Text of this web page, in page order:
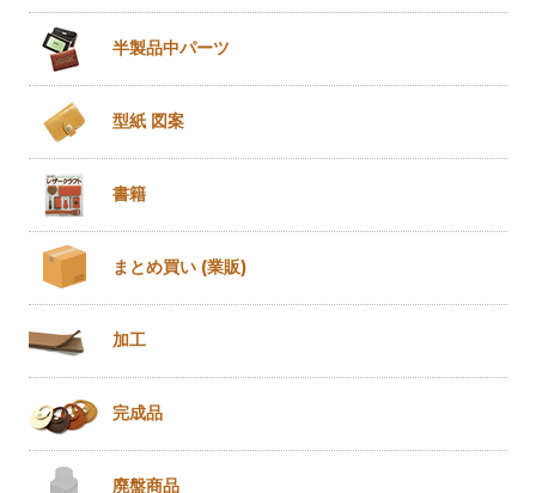
半製品中パーツ
型紙 図案
書籍
まとめ買い (業販)
加工
完成品
廃盤商品